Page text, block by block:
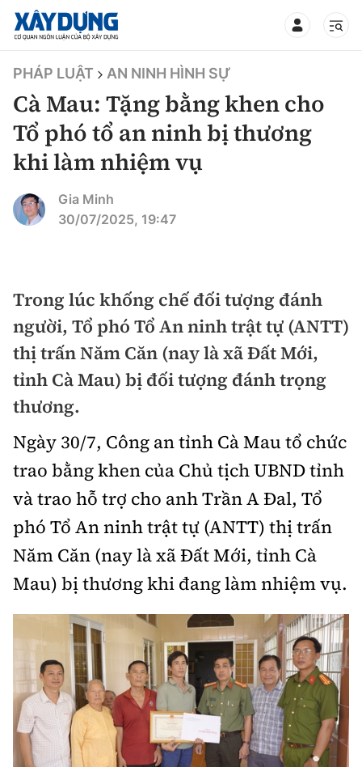
TIN BỘ XÂY DỰNG
CHUYÊN MỤC
Mới nhất
Chính trị
Xã hội
Chuyện dọc đường
Cải chính
Xây dựng
Chỉ đạo điều hành
Quy hoạch kiến trúc
Giám định chất lượng
Quản lý đô thị
Giao thông
Quản lý
Đường bộ
Hàng không
Đường sắt
Đăng kiểm
Đường sắt tốc độ cao
Đường thủy
Hàng hải
Đường sắt đô thị
Nhà thầu
Kinh tế
Thị trường
Tài chính
Chứng khoán
Bảo hiểm
Doanh nghiệp
Pháp luật
An ninh hình sự
Điều tra
Hỏi - Đáp
An toàn giao thông
Giao thông 24h
ATGT địa phương
Văn hóa giao thông
Lái xe an toàn
Chung tay vì ATGT
Gương sáng giao thông
Chất lượng sống
Giáo dục
Đời sống
Lao động - Công đoàn
Văn hóa - Giải Trí
Showbiz
Điện ảnh
Âm nhạc
Thể thao
Bóng đá
Bình luận
Hậu trường sao
Công nghệ
Công nghệ mới
Thế giới
PHÁP LUẬT AN NINH HÌNH SỰ
Cà Mau: Tặng bằng khen cho
Tổ phó tổ an ninh bị thương
khi làm nhiệm vụ
Gia Minh
30/07/2025, 19:47
Trong lúc khống chế đối tượng đánh
người, Tổ phó Tổ An ninh trật tự (ANTT)
thị trấn Năm Căn (nay là xã Đất Mới,
tỉnh Cà Mau) bị đối tượng đánh trọng
thương.
Ngày 30/7, Công an tỉnh Cà Mau tổ chức
trao bằng khen của Chủ tịch UBND tỉnh
và trao hỗ trợ cho anh Trần A Đal, Tổ
phó Tổ An ninh trật tự (ANTT) thị trấn
Năm Căn (nay là xã Đất Mới, tỉnh Cà
Mau) bị thương khi đang làm nhiệm vụ.